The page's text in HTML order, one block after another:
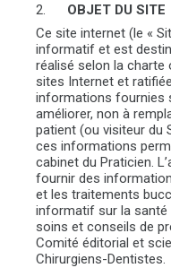
2. OBJET DU SITE
Ce site internet (le «
informatif et est
réalisé selon la charte
sites Internet et
informations fournies
améliorer, non à
patient (ou visiteur du
ces informations
cabinet du Praticien.
fournir des
et les traitements
informatif sur la santé
soins et conseils de
Comité éditorial et
Chirurgiens-Dentistes.